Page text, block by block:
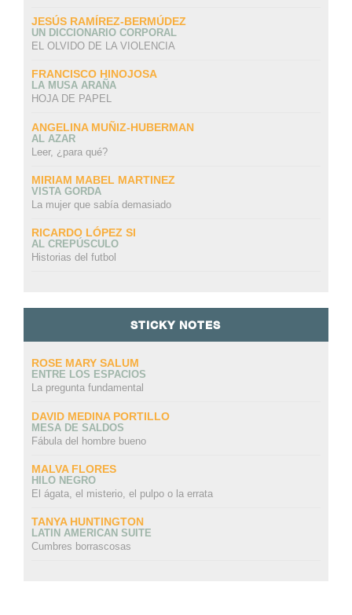
JESÚS RAMÍREZ-BERMÚDEZ
UN DICCIONARIO CORPORAL
EL OLVIDO DE LA VIOLENCIA
FRANCISCO HINOJOSA
LA MUSA ARAÑA
HOJA DE PAPEL
ANGELINA MUÑIZ-HUBERMAN
AL AZAR
Leer, ¿para qué?
MIRIAM MABEL MARTINEZ
VISTA GORDA
La mujer que sabía demasiado
RICARDO LÓPEZ SI
AL CREPÚSCULO
Historias del futbol
STICKY NOTES
ROSE MARY SALUM
ENTRE LOS ESPACIOS
La pregunta fundamental
DAVID MEDINA PORTILLO
MESA DE SALDOS
Fábula del hombre bueno
MALVA FLORES
HILO NEGRO
El ágata, el misterio, el pulpo o la errata
TANYA HUNTINGTON
LATIN AMERICAN SUITE
Cumbres borrascosas